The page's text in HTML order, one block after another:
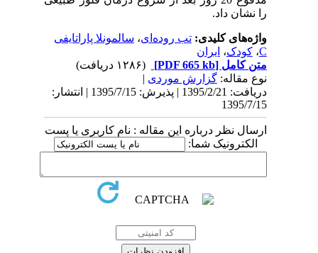
را نشان داد.
واژه‌های کلیدی:تب روده‌ای،سالمونلا پاراتایفی
C،کودک،ایران
متن کامل[PDF 665 kb]
نوع مقاله:گزارش موردی|
دریافت: 1395/2/21 | پذیرش: 1395/7/15 | انتشار:
1395/7/15
ارسال نظر درباره این مقاله : نام کاربری یا پست
الکترونیک شما: